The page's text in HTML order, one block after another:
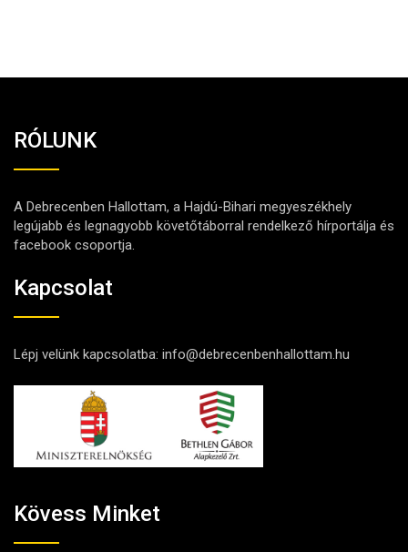
RÓLUNK
A Debrecenben Hallottam, a Hajdú-Bihari megyeszékhely
legújabb és legnagyobb követőtáborral rendelkező hírportálja és
facebook csoportja.
Kapcsolat
Lépj velünk kapcsolatba: info@debrecenbenhallottam.hu
Kövess Minket